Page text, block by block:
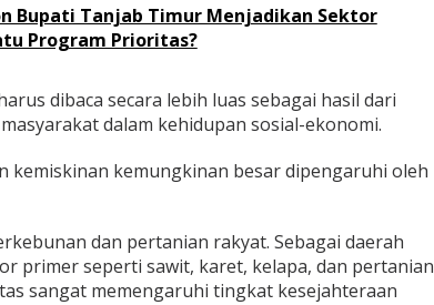
Bupati Tanjab Timur Menjadikan Sektor
Program Prioritas?
dibaca secara lebih luas sebagai hasil dari
dalam kehidupan sosial-ekonomi.
kemiskinan kemungkinan besar dipengaruhi oleh
dan pertanian rakyat. Sebagai daerah
primer seperti sawit, karet, kelapa, dan pertanian
sangat memengaruhi tingkat kesejahteraan